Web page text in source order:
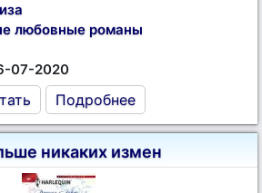
любовные романы
07-2020
Подробнее
никаких измен